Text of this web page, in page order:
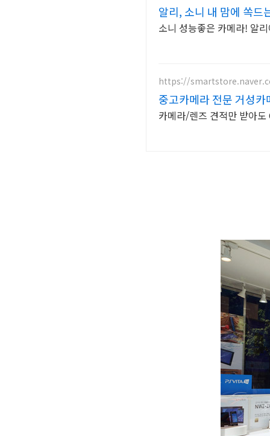
알리, 소니 내 맘에 쏙드
소니 성능좋은 카메라! 알
https://
중고카메라 전문 거성
카메라/렌즈 견적만 받아